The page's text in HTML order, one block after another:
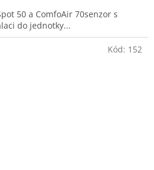
50 a ComfoAir 70senzor s
do jednotky...
Kód: 152